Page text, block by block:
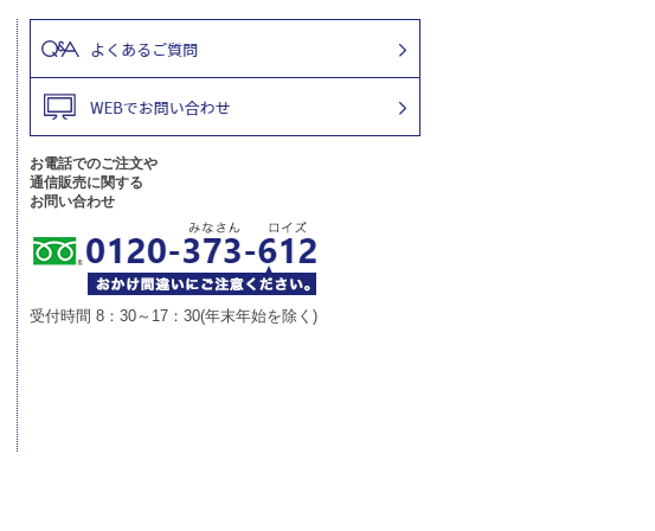
お電話でのご注文や
通信販売に関する
お問い合わせ
受付時間 8：30～17：30(年末年始を除く)